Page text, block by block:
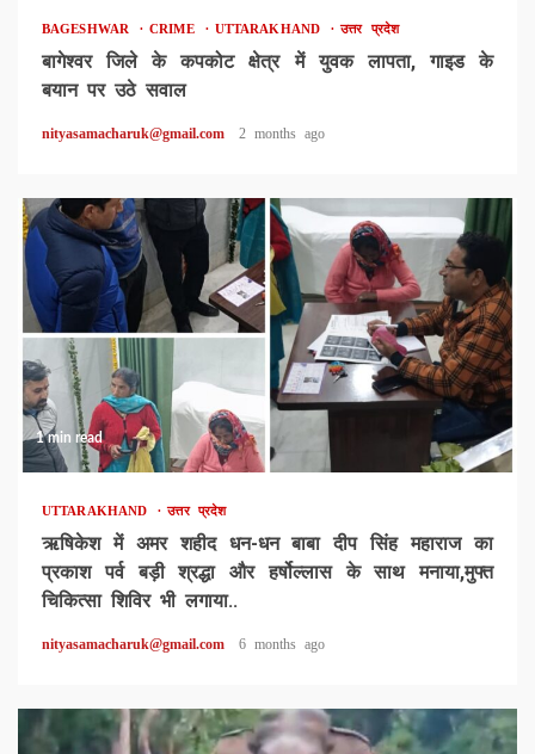
BAGESHWAR CRIME UTTARAKHAND उत्तर प्रदेश
बागेश्वर जिले के कपकोट क्षेत्र में युवक लापता, गाइड के
बयान पर उठे सवाल
nityasamacharuk@gmail.com 2 months ago
1 min read
UTTARAKHAND उत्तर प्रदेश
ऋषिकेश में अमर शहीद धन-धन बाबा दीप सिंह महाराज का
प्रकाश पर्व बड़ी श्रद्धा और हर्षोल्लास के साथ मनाया,मुफ्त
चिकित्सा शिविर भी लगाया..
nityasamacharuk@gmail.com 6 months ago